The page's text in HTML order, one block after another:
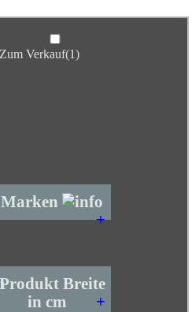
Zum Verkauf(1)
Marken
+
Breite
in cm
+